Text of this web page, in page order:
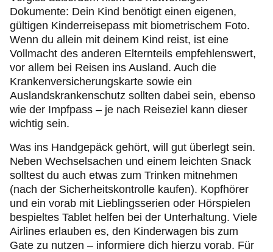
Dokumente: Dein Kind benötigt einen eigenen,
gültigen Kinderreisepass mit biometrischem Foto.
Wenn du allein mit deinem Kind reist, ist eine
Vollmacht des anderen Elternteils empfehlenswert,
vor allem bei Reisen ins Ausland. Auch die
Krankenversicherungskarte sowie ein
Auslandskrankenschutz sollten dabei sein, ebenso
wie der Impfpass – je nach Reiseziel kann dieser
wichtig sein.
Was ins Handgepäck gehört, will gut überlegt sein.
Neben Wechselsachen und einem leichten Snack
solltest du auch etwas zum Trinken mitnehmen
(nach der Sicherheitskontrolle kaufen). Kopfhörer
und ein vorab mit Lieblingsserien oder Hörspielen
bespieltes Tablet helfen bei der Unterhaltung. Viele
Airlines erlauben es, den Kinderwagen bis zum
Gate zu nutzen – informiere dich hierzu vorab. Für